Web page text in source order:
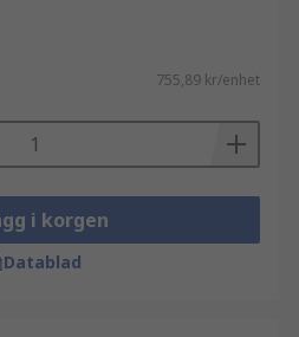
755,89 kr/enhet
i korgen
Datablad